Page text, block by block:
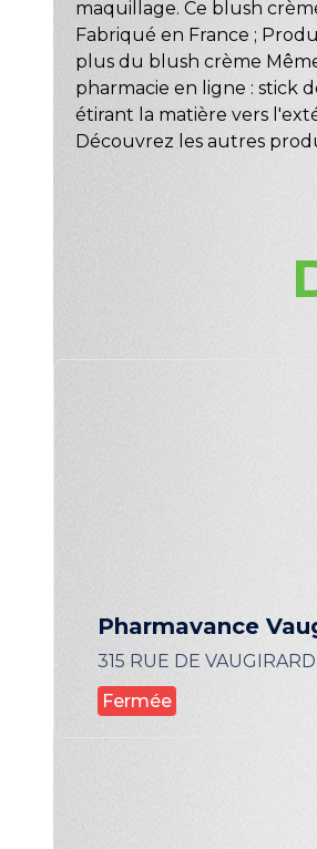
maquillage. Ce blush
Fabriqué en France ;
plus du blush crème
pharmacie en ligne : stick
étirant la matière vers
Découvrez les autres
Pharmavance
315 RUE DE
Fermée